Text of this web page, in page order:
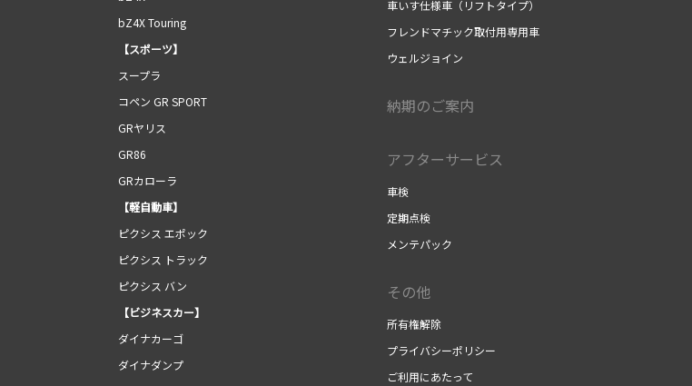
bZ4X Touring
【スポーツ】
スープラ
コペン GR SPORT
GRヤリス
GR86
GRカローラ
【軽自動車】
ピクシス エポック
ピクシス トラック
ピクシス バン
【ビジネスカー】
ダイナカーゴ
ダイナダンプ
車いす仕様車（リフトタイプ）
フレンドマチック取付用専用車
ウェルジョイン
納期のご案内
アフターサービス
車検
定期点検
メンテパック
その他
所有権解除
プライバシーポリシー
ご利用にあたって